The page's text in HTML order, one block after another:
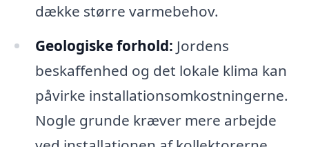
dække større varmebehov.
Geologiske forhold: Jordens
beskaffenhed og det lokale klima kan
påvirke installationsomkostningerne.
Nogle grunde kræver mere arbejde